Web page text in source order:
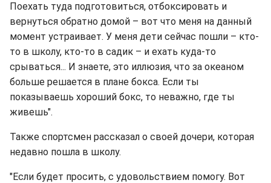
Поехать туда подготовиться, отбоксировать и
вернуться обратно домой – вот что меня на данный
момент устраивает. У меня дети сейчас пошли – кто-
то в школу, кто-то в садик – и ехать куда-то
срываться... И знаете, это иллюзия, что за океаном
больше решается в плане бокса. Если ты
показываешь хороший бокс, то неважно, где ты
живешь".
Также спортсмен рассказал о своей дочери, которая
недавно пошла в школу.
"Если будет просить, с удовольствием помогу. Вот